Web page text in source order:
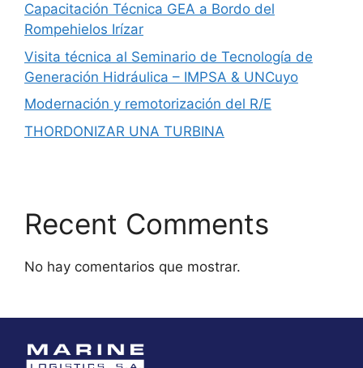
Capacitación Técnica GEA a Bordo del
Rompehielos Irízar
Visita técnica al Seminario de Tecnología de
Generación Hidráulica – IMPSA & UNCuyo
Modernación y remotorización del R/E
THORDONIZAR UNA TURBINA
Recent Comments
No hay comentarios que mostrar.